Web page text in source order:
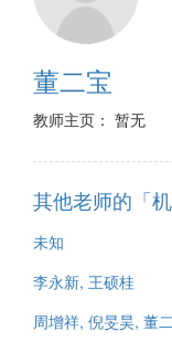
董二宝
教师主页： 暂无
其他老师的「
未知
李永新, 王硕桂
周增祥, 倪旻昊, 董